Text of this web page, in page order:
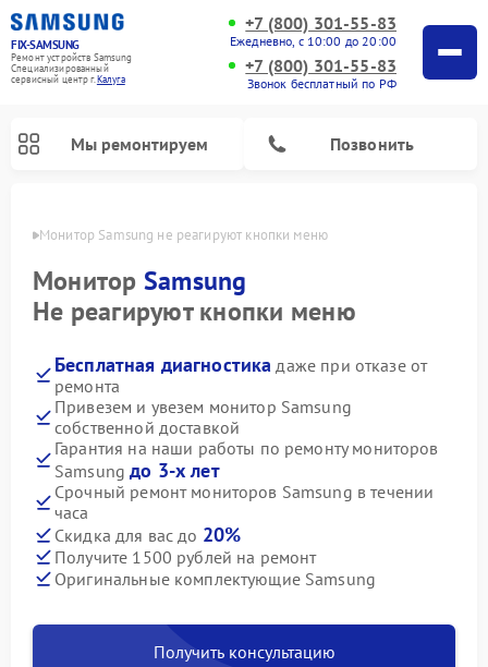
FIX-SAMSUNG
Ремонт устройств Samsung
Специализированный
cервисный центр г.Калуга
+7 (800) 301-55-83
Ежедневно, с 10:00 до 20:00
+7 (800) 301-55-83
Звонок бесплатный по РФ
Мы ремонтируем Позвонить
Монитор Samsung не реагируют кнопки меню
Монитор Samsung
Не реагируют кнопки меню
Бесплатная диагностика даже при отказе от
ремонта
Привезем и увезем монитор Samsung
собственной доставкой
Гарантия на наши работы по ремонту мониторов
Samsungдо 3-х лет
Срочный ремонт мониторов Samsung в течении
часа
Скидка для вас до 20%
Получите 1500 рублей на ремонт
Оригинальные комплектующие Samsung
Получить консультацию